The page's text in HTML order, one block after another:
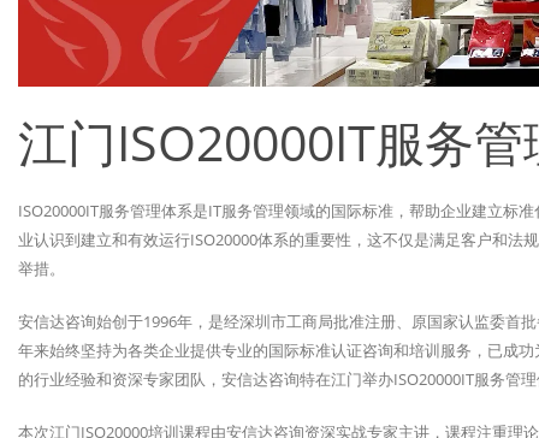
江门ISO20000IT服务
ISO20000IT服务管理体系是IT服务管理领域的国际标准，帮助企业建立标
业认识到建立和有效运行ISO20000体系的重要性，这不仅是满足客户和
举措。
安信达咨询始创于1996年，是经深圳市工商局批准注册、原国家认监委首
年来始终坚持为各类企业提供专业的国际标准认证咨询和培训服务，已成
的行业经验和资深专家团队，安信达咨询特在江门举办ISO20000IT服务管
本次江门ISO20000培训课程由安信达咨询资深实战专家主讲，课程注重